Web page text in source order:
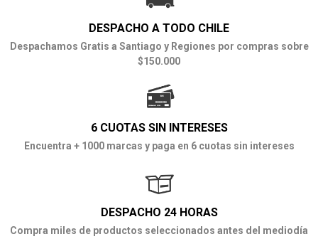
DESPACHO A TODO CHILE
Despachamos Gratis a Santiago y Regiones por compras sobre
$150.000
6 CUOTAS SIN INTERESES
Encuentra + 1000 marcas y paga en 6 cuotas sin intereses
DESPACHO 24 HORAS
Compra miles de productos seleccionados antes del mediodía